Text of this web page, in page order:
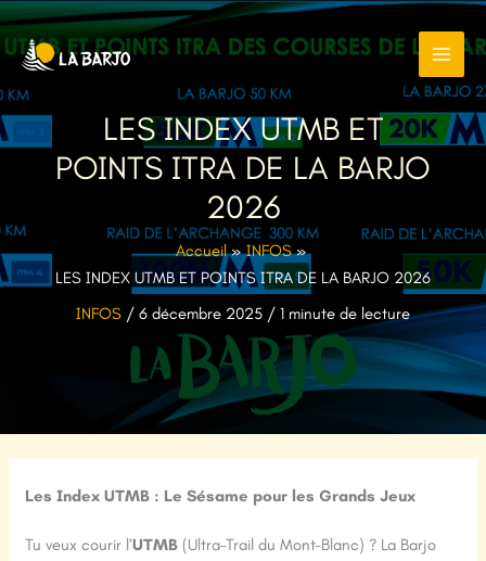
Aller
au
contenu
LES INDEX UTMB ET
POINTS ITRA DE LA BARJO
2026
Accueil
INFOS
LES INDEX UTMB ET POINTS ITRA DE LA BARJO 2026
INFOS / 6 décembre 2025 / 1 minute de lecture
Les Index UTMB : Le Sésame pour les Grands Jeux
Tu veux courir l’UTMB (Ultra-Trail du Mont-Blanc) ? La Barjo